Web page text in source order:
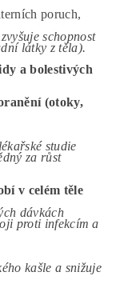
poruch,
schopnost
látky z těla).
a bolestivých
(otoky,
studie
za růst
v celém těle
dávkách
proti infekcím a
kašle a snižuje